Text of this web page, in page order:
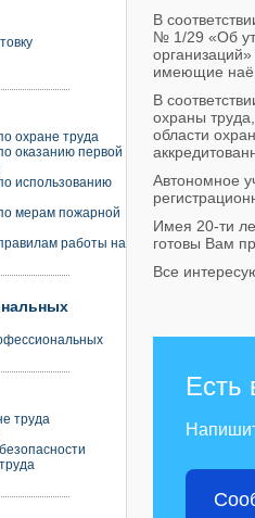
охране труда
оказанию первой
использованию
мерам пожарной
работы на
труда
В
№ 1/29 «Об
имеющие
В
охраны
области
Автономное
Имея 20-ти
готовы Вам
Все
Есть